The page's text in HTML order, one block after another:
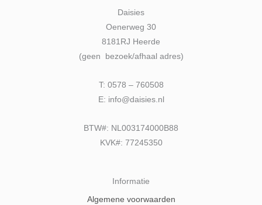
Daisies
Oenerweg 30
8181RJ Heerde
(geen bezoek/afhaal adres)
T: 0578 – 760508
E: info@daisies.nl
BTW#: NL003174000B88
KVK#: 77245350
Informatie
Algemene voorwaarden